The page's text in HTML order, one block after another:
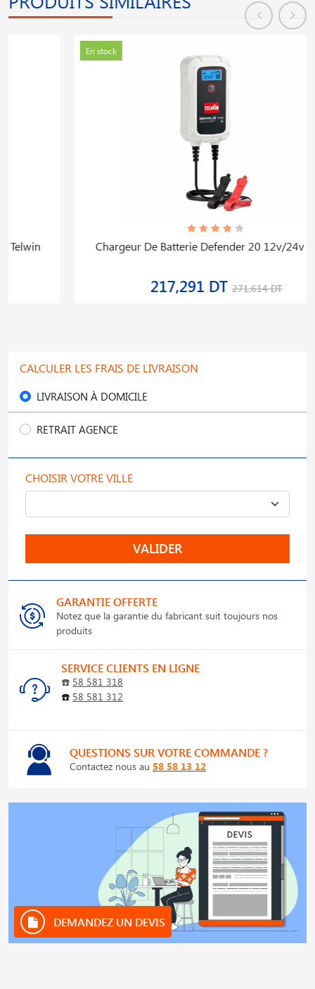
Chargeur De Batterie Defender 20 12v/24v Telwin
217,291 DT271,614 DT
CALCULER LES FRAIS DE LIVRAISON
LIVRAISON À DOMICILE
RETRAIT AGENCE
CHOISIR VOTRE VILLE
VALIDER
GARANTIE OFFERTE
Notez que la garantie du fabricant suit toujours nos
produits
SERVICE CLIENTS EN LIGNE
☎️ 58 581 318
☎️ 58 581 312
QUESTIONS SUR VOTRE COMMANDE ?
Contactez nous au 58 58 13 12
DEMANDEZ UN DEVIS